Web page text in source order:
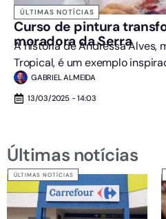
ÚLTIMAS NOTÍCIAS
Curso de pintura
moradora da Serra
A história de Andressa Alves,
Tropical, é um exemplo
GABRIEL ALMEIDA
13/03/2025 - 14:03
Últimas notícias
ÚLTIMAS NOTÍCIAS